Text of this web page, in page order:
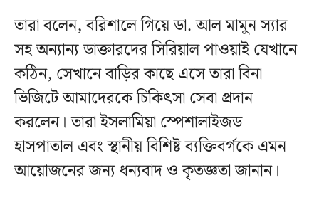
তারা বলেন, বরিশালে গিয়ে ডা. আল মামুন স্যার
সহ অন্যান্য ডাক্তারদের সিরিয়াল পাওয়াই যেখানে
কঠিন, সেখানে বাড়ির কাছে এসে তারা বিনা
ভিজিটে আমাদেরকে চিকিৎসা সেবা প্রদান
করলেন। তারা ইসলামিয়া স্পেশালাইজড
হাসপাতাল এবং স্থানীয় বিশিষ্ট ব্যক্তিবর্গকে এমন
আয়োজনের জন্য ধন্যবাদ ও কৃতজ্ঞতা জানান।